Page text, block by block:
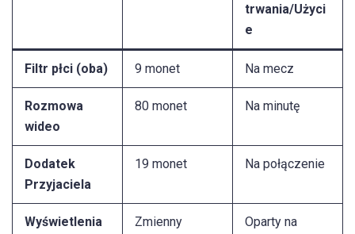
trwania/Użyci
e
Filtr płci (oba) 9 monet Na mecz
Rozmowa
wideo
80 monet Na minutę
Dodatek
Przyjaciela
19 monet Na połączenie
Wyświetlenia
Zmienny
Oparty na